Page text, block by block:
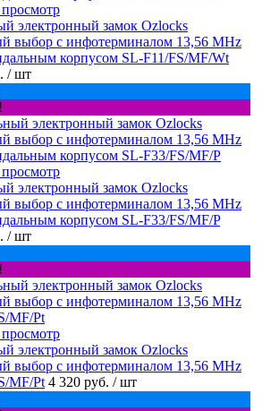
электронный замок Ozlocks
выбор с инфотерминалом 13,56 MHz
корпусом SL-F11/FS/MF/Wt
/ шт
электронный замок Ozlocks
выбор с инфотерминалом 13,56 MHz
корпусом SL-F33/FS/MF/P
/ шт
электронный замок Ozlocks
выбор с инфотерминалом 13,56 MHz
MF/Pt 4 320 руб. / шт